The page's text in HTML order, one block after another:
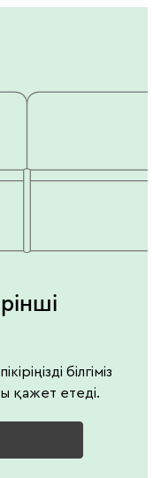
білгіміз
қажет етеді.